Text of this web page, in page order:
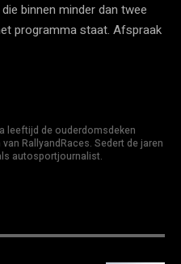
binnen minder dan twee
programma staat. Afspraak
leeftijd de ouderdomsdeken
RallyandRaces. Sedert de jaren
autosportjournalist.